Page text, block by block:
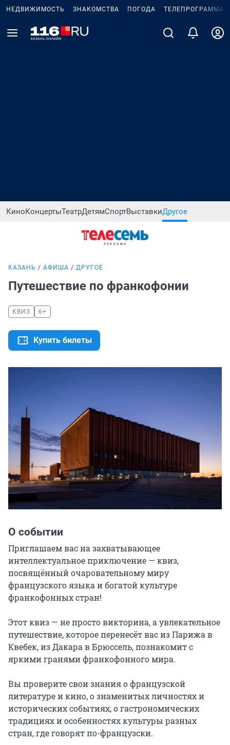
НЕДВИЖИМОСТЬ ЗНАКОМСТВА ПОГОДА ТЕЛЕПРОГРАММА
КиноКонцертыТеатрДетямСпортВыставкиДругое
КАЗАНЬ АФИША ДРУГОЕ
Путешествие по франкофонии
КВИЗ 6+
Купить билеты
О событии
Приглашаем вас на захватывающее
интеллектуальное приключение — квиз,
посвящённый очаровательному миру
французского языка и богатой культуре
франкофонных стран!
Этот квиз — не просто викторина, а увлекательное
путешествие, которое перенесёт вас из Парижа в
Квебек, из Дакара в Брюссель, познакомит с
яркими гранями франкофонного мира.
Вы проверите свои знания о французской
литературе и кино, о знаменитых личностях и
исторических событиях, о гастрономических
традициях и особенностях культуры разных
стран, где говорят по-французски.